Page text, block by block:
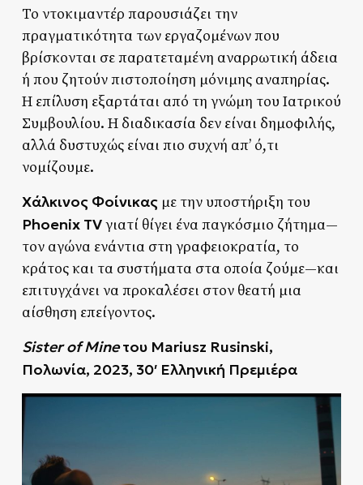
Το ντοκιμαντέρ παρουσιάζει την
πραγματικότητα των εργαζομένων που
βρίσκονται σε παρατεταμένη αναρρωτική άδεια
ή που ζητούν πιστοποίηση μόνιμης αναπηρίας.
Η επίλυση εξαρτάται από τη γνώμη του Ιατρικού
Συμβουλίου. Η διαδικασία δεν είναι δημοφιλής,
αλλά δυστυχώς είναι πιο συχνή απ’ ό,τι
νομίζουμε.
Χάλκινος Φοίνικαςμε την υποστήριξη του
Phoenix TVγιατί θίγει ένα παγκόσμιο ζήτημα—
τον αγώνα ενάντια στη γραφειοκρατία, το
κράτος και τα συστήματα στα οποία ζούμε—και
επιτυγχάνει να προκαλέσει στον θεατή μια
αίσθηση επείγοντος.
Sister of Mineτου Mariusz Rusinski,
Πολωνία, 2023, 30′ Ελληνική Πρεμιέρα